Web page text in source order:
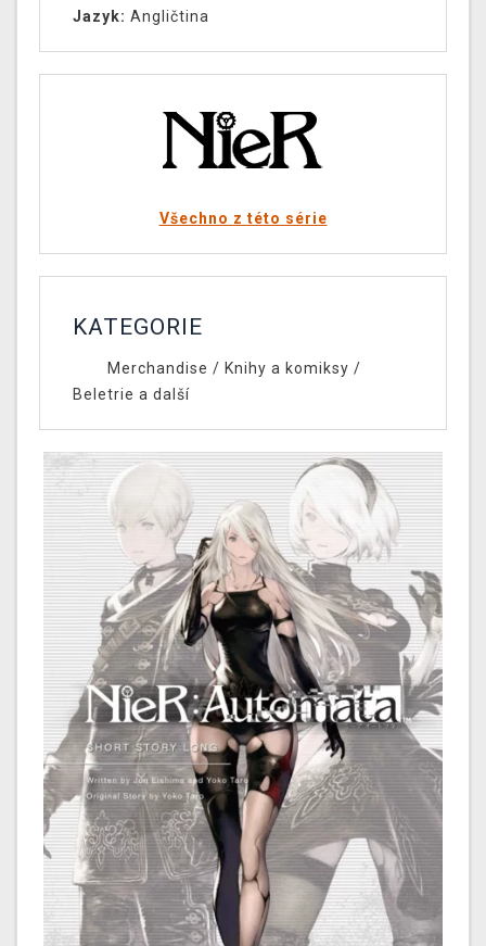
Jazyk: Angličtina
Všechno z této série
KATEGORIE
Merchandise / Knihy a komiksy /
Beletrie a další